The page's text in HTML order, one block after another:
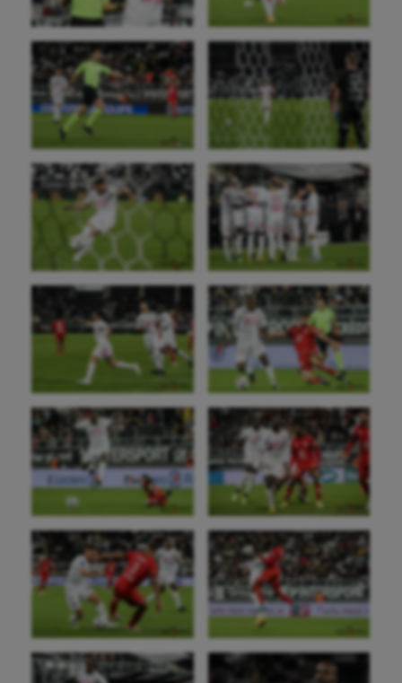
Crossfit
Cyclisme
Danse
Equitation
Escalade
Escrime
Fitness
Flag football
Football américain
Futsal
Golf
Gymnastique
Gymnastique rythmique
Haltérophilie
Handisport
Hippisme
Jeux Olympiques et Paralympiques
Kayak-polo
Korfbal